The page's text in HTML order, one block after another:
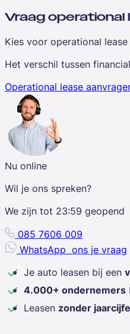
Vraag operational
Kies voor operational
Het verschil tussen
Operational lease
Nu online
Wil je ons spreken?
We zijn tot 23:59 geopend
085 7606 009
WhatsApp ons je vraag
Je auto leasen bij een
4.000+ ondernemers
Leasen zonder